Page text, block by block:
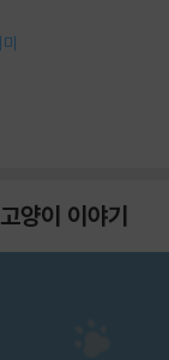
양이 이야기